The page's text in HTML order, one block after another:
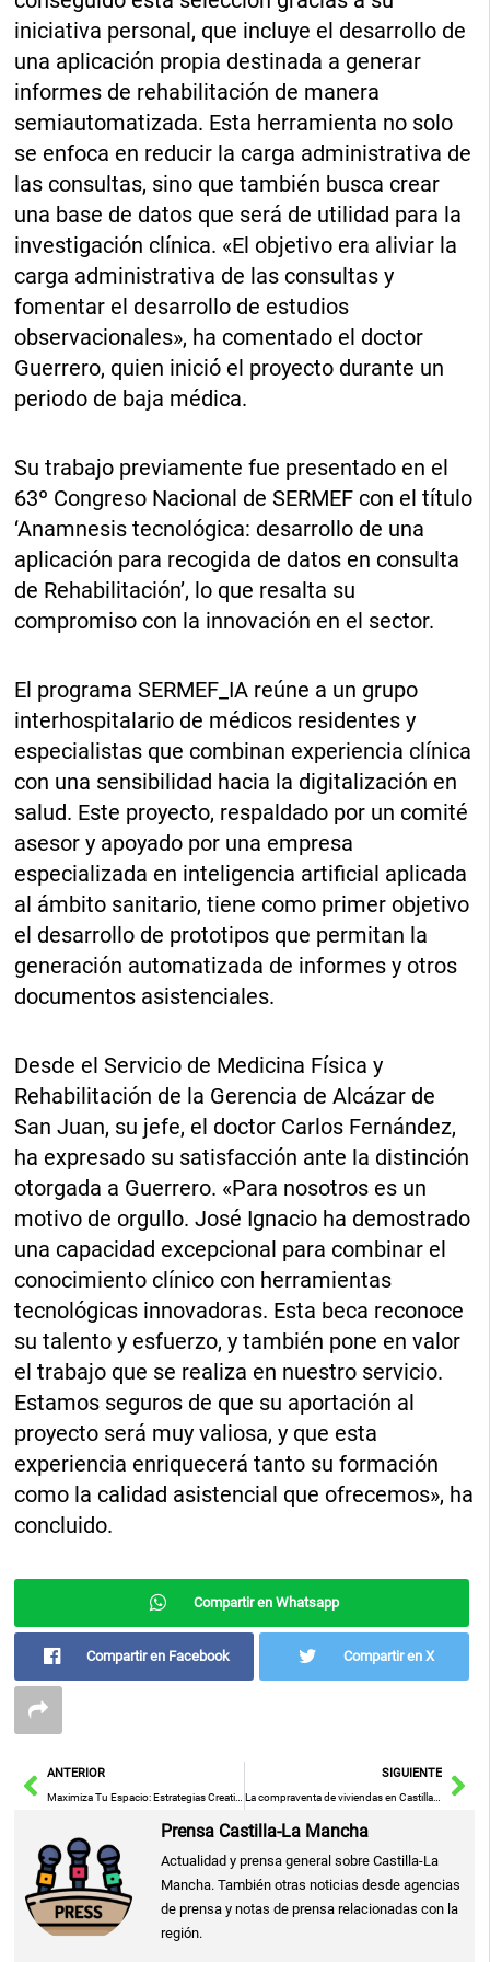
iniciativa personal, que incluye el desarrollo de
una aplicación propia destinada a generar
informes de rehabilitación de manera
semiautomatizada. Esta herramienta no solo
se enfoca en reducir la carga administrativa de
las consultas, sino que también busca crear
una base de datos que será de utilidad para la
investigación clínica. «El objetivo era aliviar la
carga administrativa de las consultas y
fomentar el desarrollo de estudios
observacionales», ha comentado el doctor
Guerrero, quien inició el proyecto durante un
periodo de baja médica.
Su trabajo previamente fue presentado en el
63º Congreso Nacional de SERMEF con el título
‘Anamnesis tecnológica: desarrollo de una
aplicación para recogida de datos en consulta
de Rehabilitación’, lo que resalta su
compromiso con la innovación en el sector.
El programa SERMEF_IA reúne a un grupo
interhospitalario de médicos residentes y
especialistas que combinan experiencia clínica
con una sensibilidad hacia la digitalización en
salud. Este proyecto, respaldado por un comité
asesor y apoyado por una empresa
especializada en inteligencia artificial aplicada
al ámbito sanitario, tiene como primer objetivo
el desarrollo de prototipos que permitan la
generación automatizada de informes y otros
documentos asistenciales.
Desde el Servicio de Medicina Física y
Rehabilitación de la Gerencia de Alcázar de
San Juan, su jefe, el doctor Carlos Fernández,
ha expresado su satisfacción ante la distinción
otorgada a Guerrero. «Para nosotros es un
motivo de orgullo. José Ignacio ha demostrado
una capacidad excepcional para combinar el
conocimiento clínico con herramientas
tecnológicas innovadoras. Esta beca reconoce
su talento y esfuerzo, y también pone en valor
el trabajo que se realiza en nuestro servicio.
Estamos seguros de que su aportación al
proyecto será muy valiosa, y que esta
experiencia enriquecerá tanto su formación
como la calidad asistencial que ofrecemos», ha
concluido.
Compartir en Whatsapp
Compartir en Facebook Compartir en X
AntANTERIOR
Maximiza Tu Espacio: Estrategias Creativas para Optimizar Hogares Pequeños
SIGUIENTE
La compraventa de viviendas en Castilla-La Mancha baja un 5,2% en abril tras empeorar su evolución interanual
Prensa Castilla-La Mancha
Actualidad y prensa general sobre Castilla-La
Mancha. También otras noticias desde agencias
de prensa y notas de prensa relacionadas con la
región.